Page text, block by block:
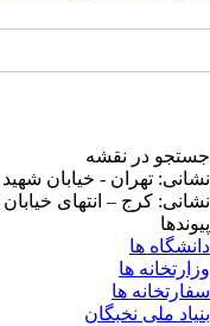
جستجو در نقشه
نشانی: تهران - خیابان شهید
نشانی: کرج – انتهای
پیوندها
دانشگاه ها
وزارتخانه ها
سفارتخانه ها
بنیاد ملی نخبگان